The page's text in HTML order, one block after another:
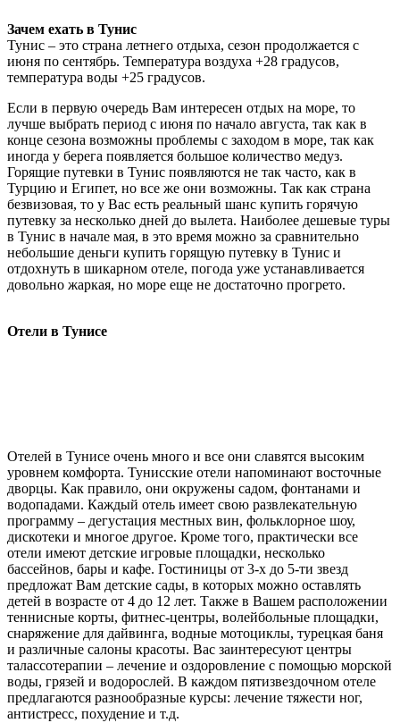
Зачем ехать в Тунис
Тунис – это страна летнего отдыха, сезон продолжается с
июня по сентябрь. Температура воздуха +28 градусов,
температура воды +25 градусов.
Если в первую очередь Вам интересен отдых на море, то
лучше выбрать период с июня по начало августа, так как в
конце сезона возможны проблемы с заходом в море, так как
иногда у берега появляется большое количество медуз.
Горящие путевки в Тунис появляются не так часто, как в
Турцию и Египет, но все же они возможны. Так как страна
безвизовая, то у Вас есть реальный шанс купить горячую
путевку за несколько дней до вылета. Наиболее дешевые туры
в Тунис в начале мая, в это время можно за сравнительно
небольшие деньги купить горящую путевку в Тунис и
отдохнуть в шикарном отеле, погода уже устанавливается
довольно жаркая, но море еще не достаточно прогрето.
Отели в Тунисе
Отелей в Тунисе очень много и все они славятся высоким
уровнем комфорта. Тунисские отели напоминают восточные
дворцы. Как правило, они окружены садом, фонтанами и
водопадами. Каждый отель имеет свою развлекательную
программу – дегустация местных вин, фольклорное шоу,
дискотеки и многое другое. Кроме того, практически все
отели имеют детские игровые площадки, несколько
бассейнов, бары и кафе. Гостиницы от 3-х до 5-ти звезд
предложат Вам детские сады, в которых можно оставлять
детей в возрасте от 4 до 12 лет. Также в Вашем расположении
теннисные корты, фитнес-центры, волейбольные площадки,
снаряжение для дайвинга, водные мотоциклы, турецкая баня
и различные салоны красоты. Вас заинтересуют центры
талассотерапии – лечение и оздоровление с помощью морской
воды, грязей и водорослей. В каждом пятизвездочном отеле
предлагаются разнообразные курсы: лечение тяжести ног,
антистресс, похудение и т.д.